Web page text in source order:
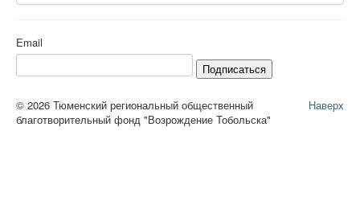
Email
Подписаться
Наверх
© 2026 Тюменский региональный общественный
благотворительный фонд "Возрождение Тобольска"